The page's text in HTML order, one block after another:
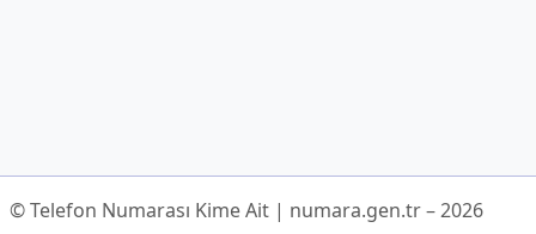
© Telefon Numarası Kime Ait | numara.gen.tr – 2026